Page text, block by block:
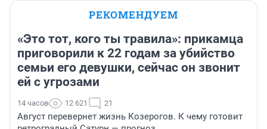
РЕКОМЕНДУЕМ
«Это тот, кого ты травила»: прикамца
приговорили к 22 годам за убийство
семьи его девушки, сейчас он звонит
ей с угрозами
14 часов 12 621 21
Август перевернет жизнь Козерогов. К чему готовит